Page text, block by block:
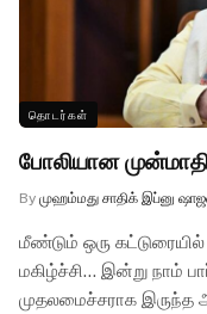
தொடர்கள்
போலியான
By முஹம்மது சாதிக் இப்னு
மீண்டும் ஒரு
மகிழ்ச்சி… இன்று நாம்
முதலமைச்சராக இருந்த